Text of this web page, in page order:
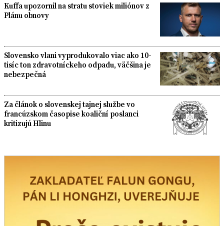
Kuffa upozornil na stratu stoviek miliónov z
Plánu obnovy
Slovensko vlani vyprodukovalo viac ako 10-
tisíc ton zdravotníckeho odpadu, väčšina je
nebezpečná
Za článok o slovenskej tajnej službe vo
francúzskom časopise koaliční poslanci
kritizujú Hlinu